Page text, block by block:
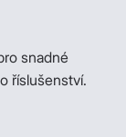
snadné
říslušenství.